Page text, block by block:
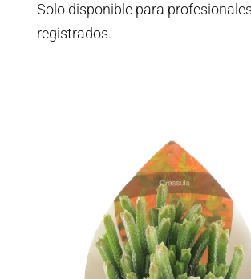
Solo disponible para profesionales
registrados.